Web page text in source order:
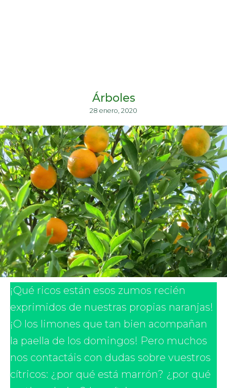
Árboles
28 enero, 2020
¡Qué ricos están esos zumos recién
exprimidos de nuestras propias naranjas!
¡O los limones que tan bien acompañan
la paella de los domingos! Pero muchos
nos contactáis con dudas sobre vuestros
cítricos: ¿por qué está marrón? ¿por qué